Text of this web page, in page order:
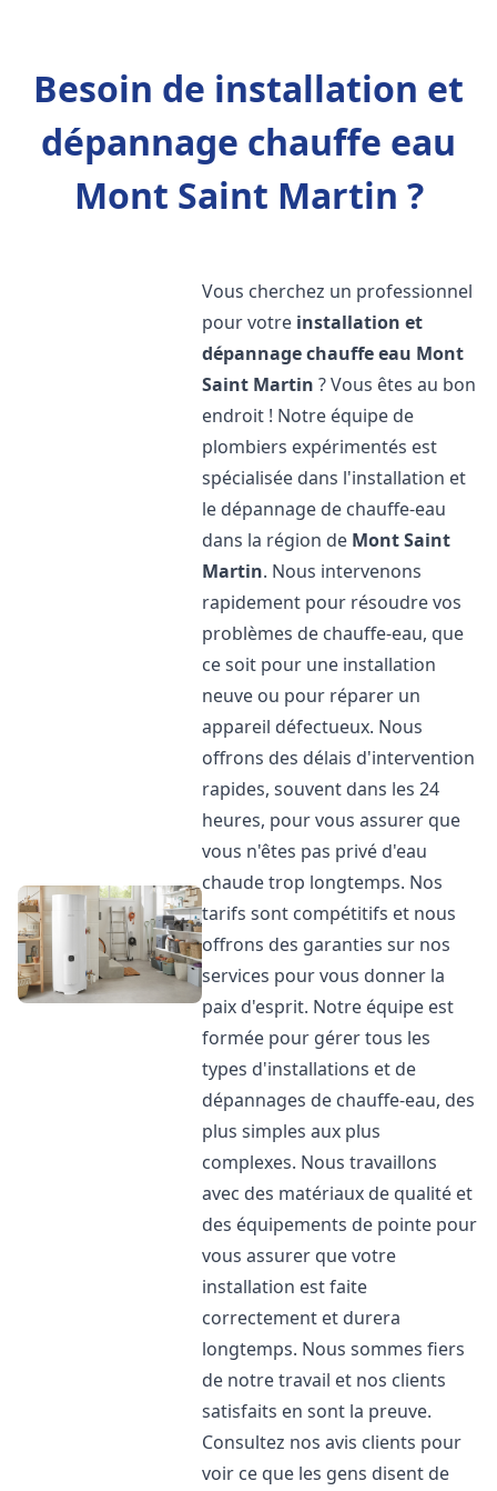
Besoin de installation et
dépannage chauffe eau
Mont Saint Martin ?
Vous cherchez un professionnel
pour votre installation et
dépannage chauffe eau Mont
Saint Martin ? Vous êtes au bon
endroit ! Notre équipe de
plombiers expérimentés est
spécialisée dans l'installation et
le dépannage de chauffe-eau
dans la région de Mont Saint
Martin. Nous intervenons
rapidement pour résoudre vos
problèmes de chauffe-eau, que
ce soit pour une installation
neuve ou pour réparer un
appareil défectueux. Nous
offrons des délais d'intervention
rapides, souvent dans les 24
heures, pour vous assurer que
vous n'êtes pas privé d'eau
chaude trop longtemps. Nos
tarifs sont compétitifs et nous
offrons des garanties sur nos
services pour vous donner la
paix d'esprit. Notre équipe est
formée pour gérer tous les
types d'installations et de
dépannages de chauffe-eau, des
plus simples aux plus
complexes. Nous travaillons
avec des matériaux de qualité et
des équipements de pointe pour
vous assurer que votre
installation est faite
correctement et durera
longtemps. Nous sommes fiers
de notre travail et nos clients
satisfaits en sont la preuve.
Consultez nos avis clients pour
voir ce que les gens disent de